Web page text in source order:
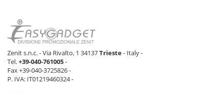
Zenit s.n.c. - Via Rivalto, 1 34137Trieste- Italy -
Tel.+39-040-761005-
Fax +39-040-3725826 -
P. IVA: IT01219460324 -